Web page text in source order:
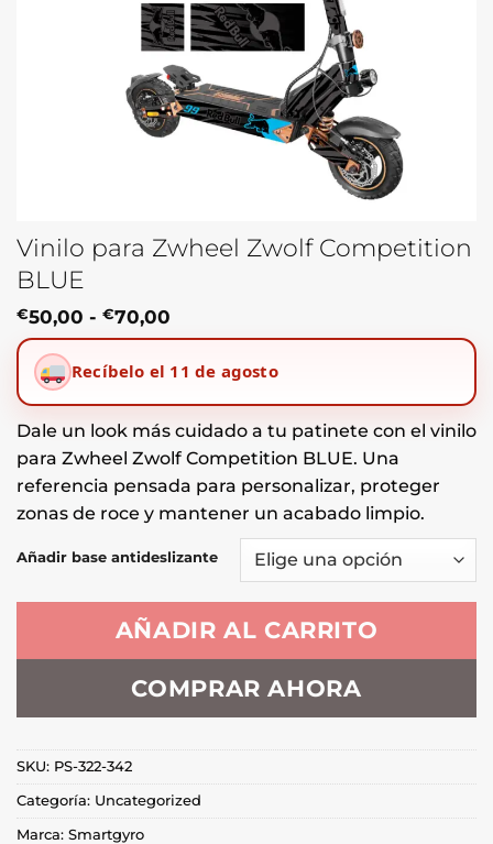
Vinilo para Zwheel Zwolf Competition
BLUE
€50,00 - €70,00
de
desde
hasta
€70,00
Recíbelo el 11 de agosto
Dale un look más cuidado a tu patinete con el vinilo
para Zwheel Zwolf Competition BLUE. Una
referencia pensada para personalizar, proteger
zonas de roce y mantener un acabado limpio.
Añadir base antideslizante
AÑADIR AL CARRITO
COMPRAR AHORA
SKU: PS-322-342
Categoría: Uncategorized
Marca: Smartgyro